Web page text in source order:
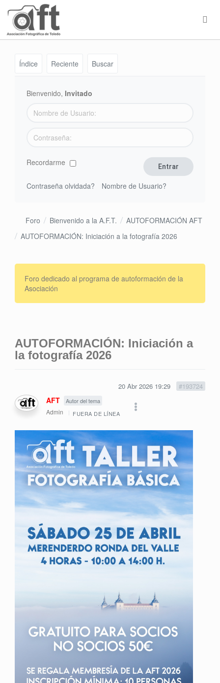
Índice Reciente Buscar
Bienvenido, Invitado
Recordarme
Contraseña olvidada? Nombre de Usuario?
Foro Bienvenido a la A.F.T.
AUTOFORMACIÓN AFT
AUTOFORMACIÓN: Iniciación a la fotografía 2026
Foro dedicado al programa de autoformación de la
Asociación
AUTOFORMACIÓN: Iniciación a
la fotografía 2026
20 Abr 2026 19:29 #193724
AFT Autor del tema
Admin FUERA DE LÍNEA